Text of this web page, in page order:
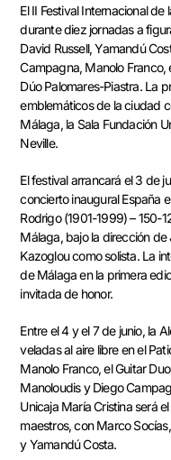
El II Festival Internacional
durante diez jornadas a
David Russell, Yamandú
Campagna, Manolo Franco,
Dúo Palomares-Piastra. La
emblemáticos de la ciudad
Málaga, la Sala Fundación
Neville.
El festival arrancará el 3 de
concierto inaugural España
Rodrigo (1901-1999) – 150-
Málaga, bajo la dirección
Kazoglou como solista. La
de Málaga en la primera
invitada de honor.
Entre el 4 y el 7 de junio, la
veladas al aire libre en el
Manolo Franco, el Guitar
Manoloudis y Diego
Unicaja María Cristina será
maestros, con Marco
y Yamandú Costa.